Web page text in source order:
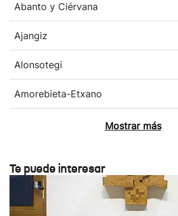
Abanto y Ciérvana
Ajangiz
Alonsotegi
Amorebieta-Etxano
Mostrar más
Te puede interesar